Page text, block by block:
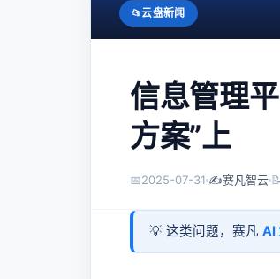
云盘新闻
信息管理
方案”上
📅2025-07-31 ✍️赛凡智云
💡 这类问题，赛凡 AI